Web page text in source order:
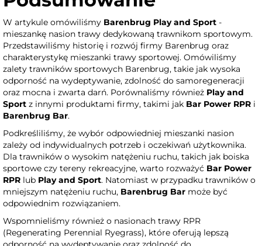
W artykule omówiliśmy Barenbrug Play and Sport -
mieszankę nasion trawy dedykowaną trawnikom sportowym.
Przedstawiliśmy historię i rozwój firmy Barenbrug oraz
charakterystykę mieszanki trawy sportowej. Omówiliśmy
zalety trawników sportowych Barenbrug, takie jak wysoka
odporność na wydeptywanie, zdolność do samoregeneracji
oraz mocna i zwarta darń. Porównaliśmy również Play and
Sport z innymi produktami firmy, takimi jak Bar Power RPR i
Barenbrug Bar.
Podkreśliliśmy, że wybór odpowiedniej mieszanki nasion
zależy od indywidualnych potrzeb i oczekiwań użytkownika.
Dla trawników o wysokim natężeniu ruchu, takich jak boiska
sportowe czy tereny rekreacyjne, warto rozważyć Bar Power
RPR lub Play and Sport. Natomiast w przypadku trawników o
mniejszym natężeniu ruchu, Barenbrug Bar może być
odpowiednim rozwiązaniem.
Wspomnieliśmy również o nasionach trawy RPR
(Regenerating Perennial Ryegrass), które oferują lepszą